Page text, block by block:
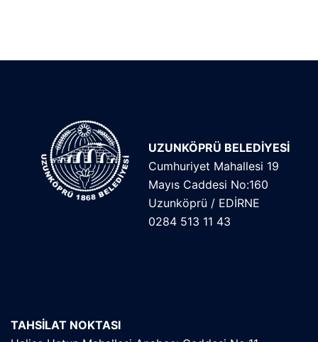
UZUNKÖPRÜ BELEDİYESİ
Cumhuriyet Mahallesi 19
Mayıs Caddesi No:160
Uzunköprü / EDİRNE
0284 513 11 43
TAHSİLAT NOKTASI